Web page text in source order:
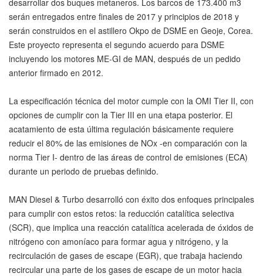
desarrollar dos buques metaneros. Los barcos de 173.400 m3
serán entregados entre finales de 2017 y principios de 2018 y
serán construidos en el astillero Okpo de DSME en Geoje, Corea.
Este proyecto representa el segundo acuerdo para DSME
incluyendo los motores ME-GI de MAN, después de un pedido
anterior firmado en 2012.
La especificación técnica del motor cumple con la OMI Tier II, con
opciones de cumplir con la Tier III en una etapa posterior. El
acatamiento de esta última regulación básicamente requiere
reducir el 80% de las emisiones de NOx -en comparación con la
norma Tier I- dentro de las áreas de control de emisiones (ECA)
durante un periodo de pruebas definido.
MAN Diesel & Turbo desarrolló con éxito dos enfoques principales
para cumplir con estos retos: la reducción catalítica selectiva
(SCR), que implica una reacción catalítica acelerada de óxidos de
nitrógeno con amoníaco para formar agua y nitrógeno, y la
recirculación de gases de escape (EGR), que trabaja haciendo
recircular una parte de los gases de escape de un motor hacia